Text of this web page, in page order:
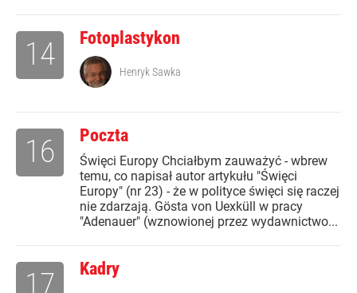
Fotoplastykon
14 Henryk Sawka
Poczta
Święci Europy Chciałbym zauważyć - wbrew
temu, co napisał autor artykułu "Święci
Europy" (nr 23) - że w polityce święci się raczej
nie zdarzają. Gösta von Uexküll w pracy
"Adenauer" (wznowionej przez wydawnictwo...
16
Kadry
17